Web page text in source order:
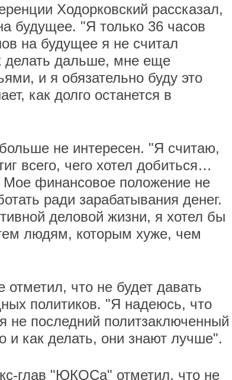
Ходорковский рассказал,
будущее. "Я только 36 часов
на будущее я не считал
делать дальше, мне еще
и я обязательно буду это
как долго останется в
не интересен. "Я считаю,
всего, чего хотел добиться…
Мое финансовое положение не
ради зарабатывания денег.
деловой жизни, я хотел бы
людям, которым хуже, чем
что не будет давать
политиков. "Я надеюсь, что
не последний политзаключенный
и как делать, они знают лучше".
глав "ЮКОСа" отметил, что не